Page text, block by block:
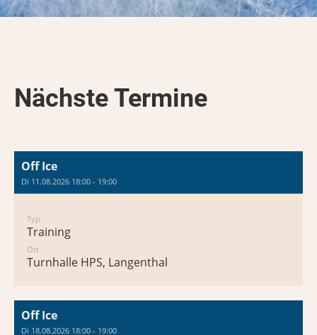
Nächste Termine
Off Ice
Di 11.08.2026 18:00 - 19:00
Typ
Training
Ort
Turnhalle HPS, Langenthal
Off Ice
Di 18.08.2026 18:00 - 19:00